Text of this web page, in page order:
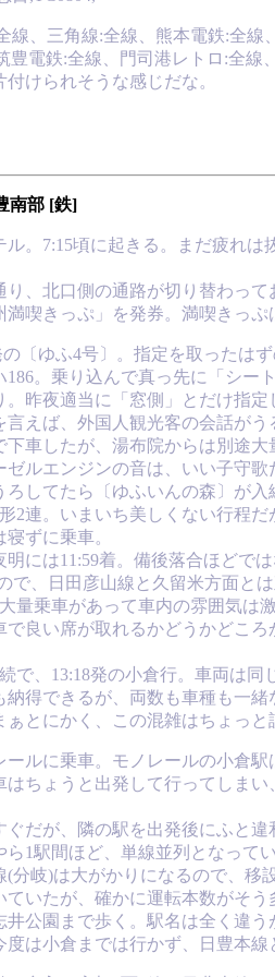
線、三角線:全線、熊本電鉄:全
豊電鉄:全線、門司港レトロ:全
けられそうな感じだな。
南部 [鉄]
ル。7:15頃に起きる。まだ疲れ
り、北口側の通路が切り替わっ
満喫きっぷ」を発券。満喫きっ
〔ゆふ4号〕。指定を取ったは
186。乗り込んで真っ先に「シ
。昨夜適当に「窓側」とだけ指
言えば、外国人観光客の会話がう
車したが、湯布院からは別途大
ルエンジンの音は、いい子守
ろしてたら〔ゆふいんの森〕が
2連。いまいち美しくない行程
ずに乗車。
明には11:59着。備後落合ほどで
で、日田彦山線と久留米方面と
量乗車があって車内の雰囲気は
良い席が取れるかどうかどこ
で、13:18発の小倉行。車両は
納得できるが、両数も車種も一
とにかく、この混雑はちょっと
ルに乗車。モノレールの小倉
ちょうと出発して行ってしま
ぐだが、隣の駅を出発後にふと
ら1駅間ほど、単線並列となって
(分岐)は大がかりになるので、
いたが、確かに運転本数がそ
井公園まで歩く。駅名は全く違
は小倉までは行かず、日豊本